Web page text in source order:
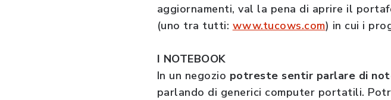
aggiornamenti, val la pena di aprire il
(uno tra tutti: www.tucows.com) in cui i
I NOTEBOOK
In un negozio potreste sentir parlare di
parlando di generici computer portatili.